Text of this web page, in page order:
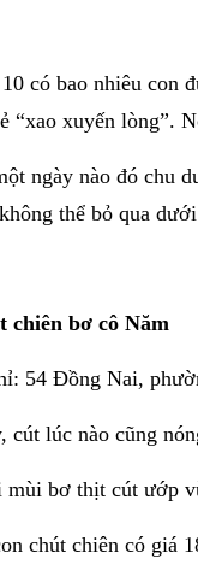
có bao nhiêu con
“xao xuyến lòng”.
ngày nào đó chu
thể bỏ qua
chiên bơ cô Năm
54 Đồng Nai,
cút lúc nào cũng
mùi bơ thịt cút ướp
chút chiên có giá